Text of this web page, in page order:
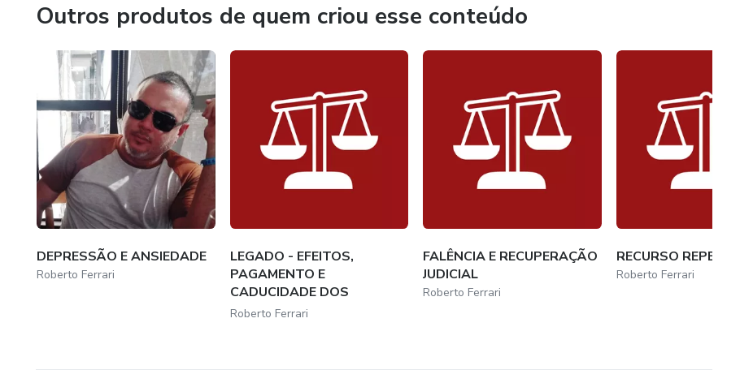
* DIREITO DE FAMÍLIA;
* DIREITO DE SUCESSÕES.
Em Ciências da Computação:
* Ministro Curso de Rede de Computadores;
* Consultoria em Segurança da Informação;
* Elaboração de e-comerce (direito empresarial, elaboração de contratos, planilhas de controle financeiro,
desenvolvimento de sites de comércio eletrônico)
Outros produtos de quem criou esse conteúdo
DEPRESSÃO E ANSIEDADE
Roberto Ferrari
LEGADO - EFEITOS,
PAGAMENTO E
CADUCIDADE DOS
LEGADOS
Roberto Ferrari
FALÊNCIA E RECUPERAÇÃO
JUDICIAL
Roberto Ferrari
RECURSO REPETITIVO
Roberto Ferrari